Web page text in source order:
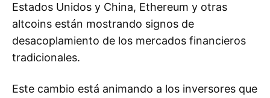
Estados Unidos y China, Ethereum y otras
altcoins están mostrando signos de
desacoplamiento de los mercados financieros
tradicionales.
Este cambio está animando a los inversores que